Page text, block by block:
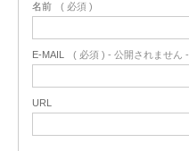
名前 ( 必須 )
E-MAIL ( 必須 ) - 公開されません -
URL